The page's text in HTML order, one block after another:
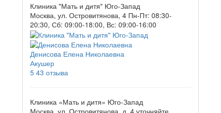
Клиника "Мать и дитя" Юго-Запад
Москва, ул. Островитянова, 4 Пн-Пт: 08:30-
20:30, Сб: 09:00-18:00, Вс: 09:00-16:00
Денисова Елена Николаевна
Акушер
5 43 отзыва
Клиника «Мать и дитя» Юго-Запад